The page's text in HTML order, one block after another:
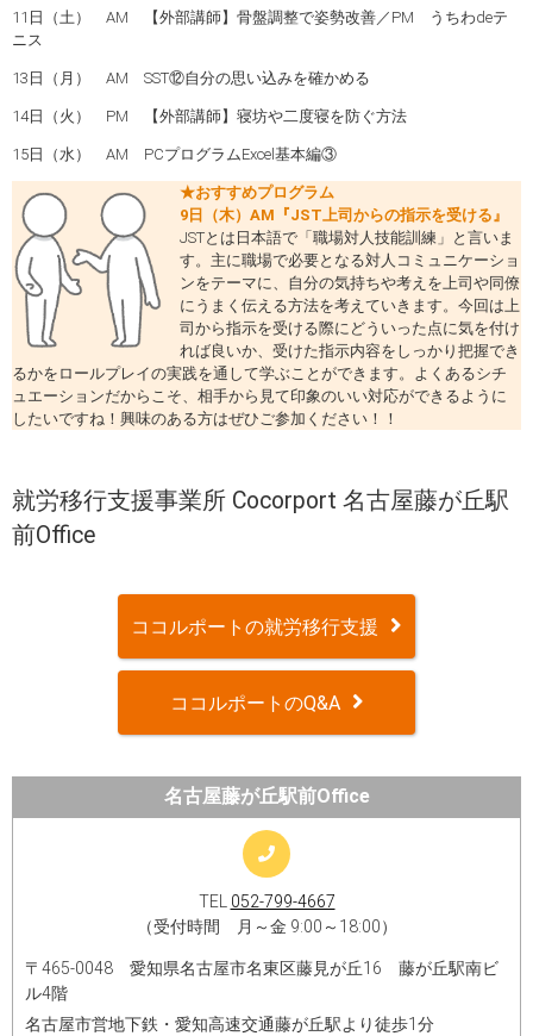
11日（土） AM 【外部講師】骨盤調整で姿勢改善／PM うちわdeテ
ニス
13日（月） AM SST⑫自分の思い込みを確かめる
14日（火） PM 【外部講師】寝坊や二度寝を防ぐ方法
15日（水） AM PCプログラムExcel基本編③
★おすすめプログラム
9日（木）AM『JST上司からの指示を受ける』
JSTとは日本語で「職場対人技能訓練」と言いま
す。主に職場で必要となる対人コミュニケーショ
ンをテーマに、自分の気持ちや考えを上司や同僚
にうまく伝える方法を考えていきます。今回は上
司から指示を受ける際にどういった点に気を付け
れば良いか、受けた指示内容をしっかり把握でき
るかをロールプレイの実践を通して学ぶことができます。よくあるシチ
ュエーションだからこそ、相手から見て印象のいい対応ができるように
したいですね！興味のある方はぜひご参加ください！！
就労移行支援事業所 Cocorport 名古屋藤が丘駅
前Office
ココルポートの就労移行支援
ココルポートのQ&A
名古屋藤が丘駅前Office
TEL 052-799-4667
（受付時間 月～金 9:00～18:00）
〒465-0048 愛知県名古屋市名東区藤見が丘16 藤が丘駅南ビ
ル4階
名古屋市営地下鉄・愛知高速交通藤が丘駅より徒歩1分